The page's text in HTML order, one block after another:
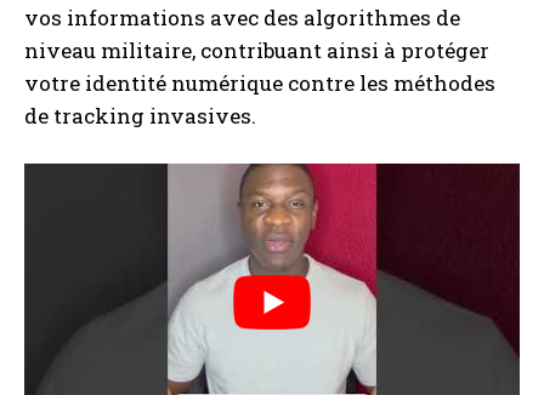
vos informations avec des algorithmes de
niveau militaire, contribuant ainsi à protéger
votre identité numérique contre les méthodes
de tracking invasives.